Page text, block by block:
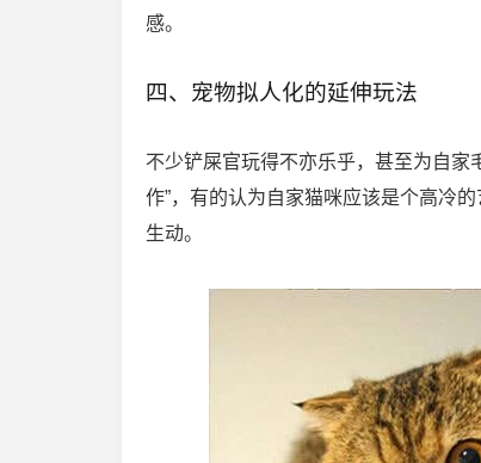
感。
四、宠物拟人化的延伸玩法
不少铲屎官玩得不亦乐乎，甚至为自家
作”，有的认为自家猫咪应该是个高冷
生动。